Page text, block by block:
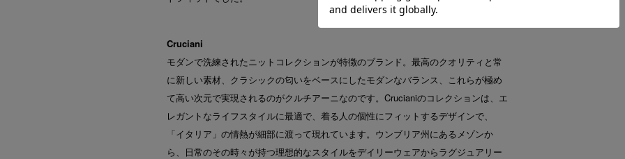
Cruciani
モダンで洗練されたニットコレクションが特徴のブランド。最高のクオリティと常
に新しい素材、クラシックの匂いをベースにしたモダンなバランス、これらが極め
て高い次元で実現されるのがクルチアーニなのです。Crucianiのコレクションは、エ
レガントなライフスタイルに最適で、着る人の個性にフィットするデザインで、
「イタリア」の情熱が細部に渡って現れています。ウンブリア州にあるメゾンか
ら、日常のその時々が持つ理想的なスタイルをデイリーウェアからラグジュアリー